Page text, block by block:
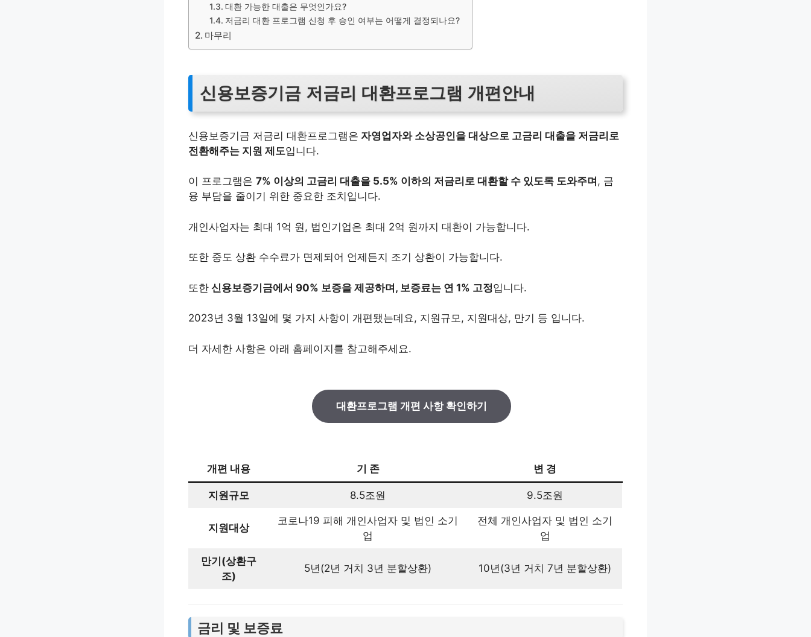
대환 가능한 대출은 무엇인가요?
저금리 대환 프로그램 신청 후 승인 여부는 어떻게 결정되나요?
마무리
신용보증기금 저금리 대환프로그램 개편안내
신용보증기금 저금리 대환프로그램은 자영업자와 소상공인을 대상으로 고금리 대출을 저금리로
전환해주는 지원 제도입니다.
이 프로그램은 7% 이상의 고금리 대출을 5.5% 이하의 저금리로 대환할 수 있도록 도와주며 , 금
융 부담을 줄이기 위한 중요한 조치입니다.
개인사업자는 최대 1억 원, 법인기업은 최대 2억 원까지 대환이 가능합니다.
또한 중도 상환 수수료가 면제되어 언제든지 조기 상환이 가능합니다.
또한 신용보증기금에서 90% 보증을 제공하며, 보증료는 연 1% 고정입니다.
2023년 3월 13일에 몇 가지 사항이 개편됐는데요, 지원규모, 지원대상, 만기 등 입니다.
더 자세한 사항은 아래 홈페이지를 참고해주세요.
대환프로그램 개편 사항 확인하기
개편 내용 기 존 변 경
지원규모 8.5조원 9.5조원
지원대상
코로나19 피해 개인사업자 및 법인 소기
업
전체 개인사업자 및 법인 소기
업
만기(상환구
조)
5년(2년 거치 3년 분할상환) 10년(3년 거치 7년 분할상환)
금리 및 보증료